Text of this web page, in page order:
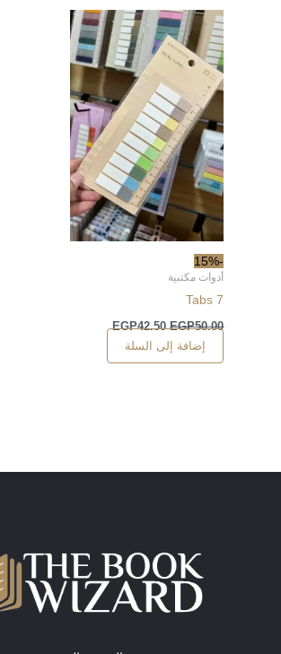
-15%
أدوات مكتبية
Tabs 7
EGP50.00
EGP42.50
إضافة إلى السلة